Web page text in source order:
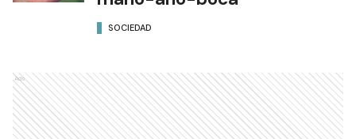
SOCIEDAD
Ads